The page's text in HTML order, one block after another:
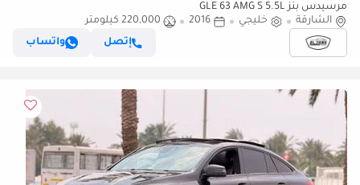
مرسيدس بنز GLE 63 AMG S 5.5L
الشارقة
خليجي 2016
220,000 كيلومتر
إتصل
واتساب